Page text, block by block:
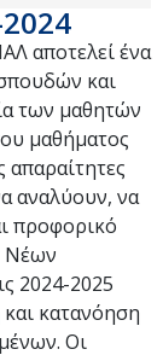
αποτελεί ένα
και
των μαθητών
μαθήματος
απαραίτητες
αναλύουν, να
προφορικό
Νέων
2024-2025
κατανόηση
Οι